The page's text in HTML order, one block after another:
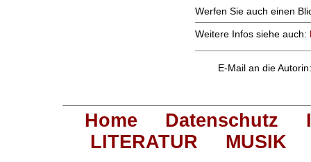
Werfen Sie auch einen
Weitere Infos siehe auch:
E-Mail an die
Home Datenschutz
LITERATUR
MUSIK